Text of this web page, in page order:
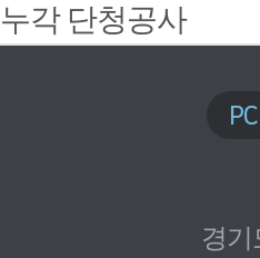
누각 단청공사
경기